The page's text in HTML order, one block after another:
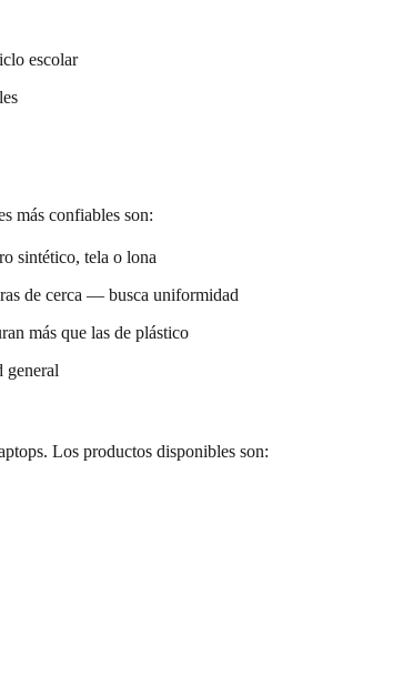
escolar
más confiables son:
sintético, tela o lona
de cerca — busca uniformidad
más que las de plástico
general
Los productos disponibles son: